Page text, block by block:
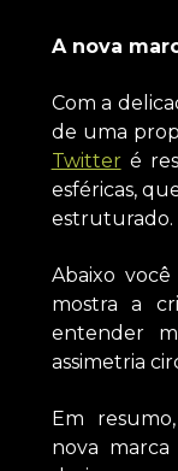
A nova
Com a
de uma
Twitteré
esféricas,
estruturado.
Abaixo
mostra a
entender
assimetria
Em
nova